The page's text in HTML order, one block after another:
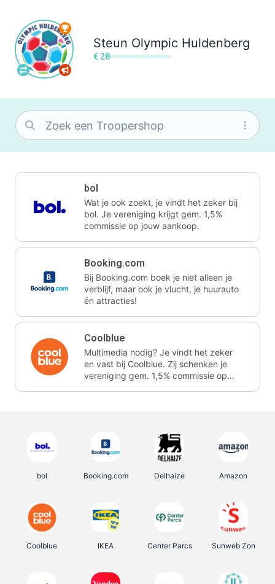
Steun Olympic Huldenberg
€ 28
bol
Wat je ook zoekt, je vindt het zeker bij
bol. Je vereniging krijgt gem. 1,5%
commissie op jouw aankoop.
Booking.com
Bij Booking.com boek je niet alleen je
verblijf, maar ook je vlucht, je huurauto
én attracties!
Coolblue
Multimedia nodig? Je vindt het zeker
en vast bij Coolblue. Zij schenken je
vereniging gem. 1,5% commissie op
bol Booking.com Delhaize Amazon
Coolblue IKEA Center Parcs Sunweb Zon